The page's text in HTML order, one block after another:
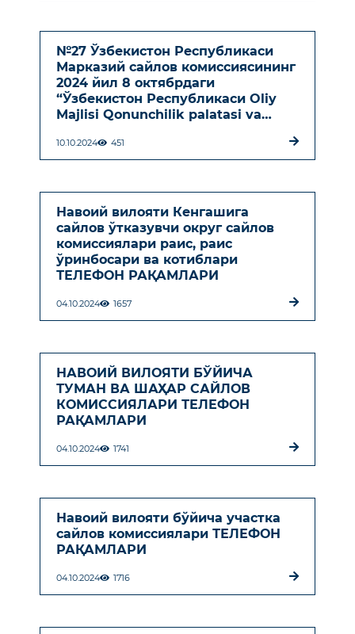
№27 Ўзбекистон Республикаси
Марказий сайлов комиссиясининг
2024 йил 8 октябрдаги
“Ўзбекистон Республикаси Oliy
Majlisi Qonunchilik palatasi va
депутатлари сайловида
ногиронлиги бўлган шахсларнинг
доир қўшимча чора-тадбирлар
тўғрисида”ги 1395-сонли қарори
ижроси тўғрисида
10.10.2024 451
Навоий вилояти Кенгашига
сайлов ўтказувчи округ сайлов
комиссиялари раис, раис
ўринбосари ва котиблари
ТЕЛЕФОН РАҚАМЛАРИ
04.10.2024 1657
НАВОИЙ ВИЛОЯТИ БЎЙИЧА
ТУМАН ВА ШАҲАР САЙЛОВ
КОМИССИЯЛАРИ ТЕЛЕФОН
РАҚАМЛАРИ
04.10.2024 1741
Навоий вилояти бўйича участка
сайлов комиссиялари ТЕЛЕФОН
РАҚАМЛАРИ
04.10.2024 1716